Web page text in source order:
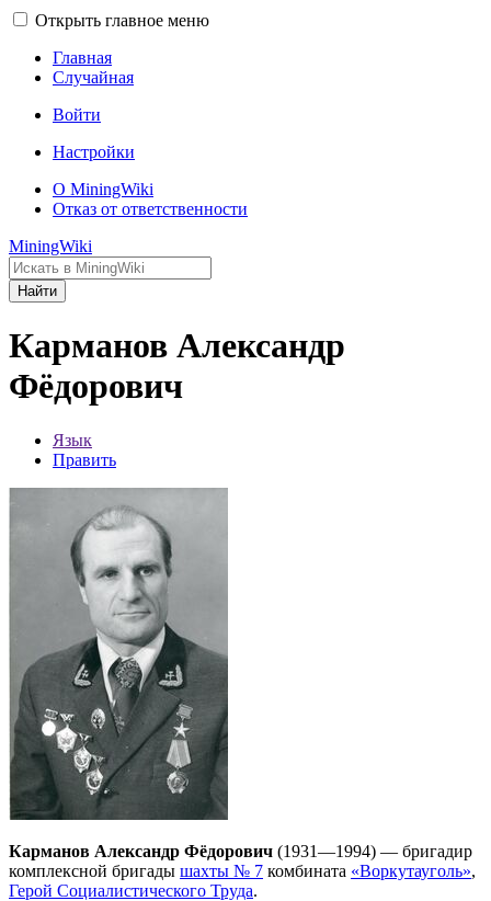
Открыть главное меню
Главная
Случайная
Войти
Настройки
О MiningWiki
Отказ от ответственности
MiningWiki
Найти
Карманов Александр
Фёдорович
Язык
Править
Карманов Александр Фёдорович (1931—1994) — бригадир
комплексной бригады шахты № 7 комбината «Воркутауголь»,
Герой Социалистического Труда.